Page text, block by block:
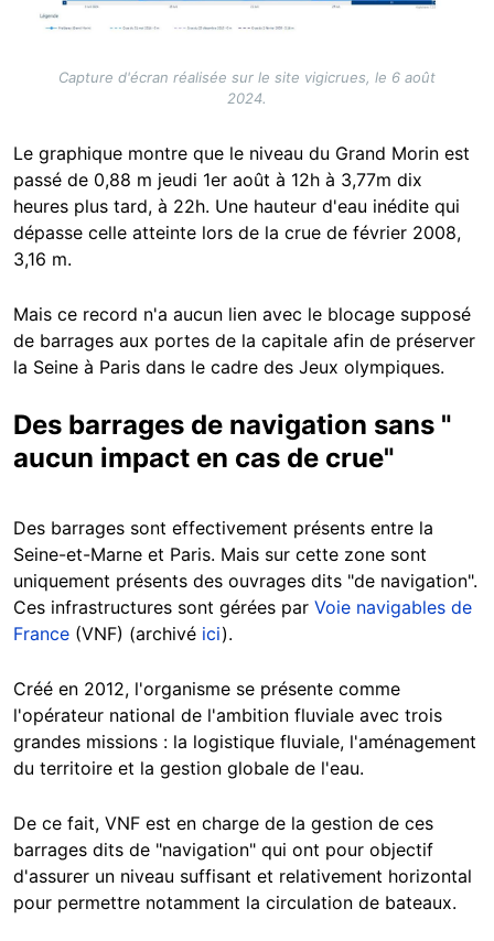
Capture d'écran réalisée sur le site vigicrues, le 6 août
2024.
Le graphique montre que le niveau du Grand Morin est
passé de 0,88 m jeudi 1er août à 12h à 3,77m dix
heures plus tard, à 22h. Une hauteur d'eau inédite qui
dépasse celle atteinte lors de la crue de février 2008,
3,16 m.
Mais ce record n'a aucun lien avec le blocage supposé
de barrages aux portes de la capitale afin de préserver
la Seine à Paris dans le cadre des Jeux olympiques.
Des barrages de navigation sans "
aucun impact en cas de crue"
Des barrages sont effectivement présents entre la
Seine-et-Marne et Paris. Mais sur cette zone sont
uniquement présents des ouvrages dits "de navigation".
Ces infrastructures sont gérées par Voie navigables de
France (VNF) (archivé ici).
Créé en 2012, l'organisme se présente comme
l'opérateur national de l'ambition fluviale avec trois
grandes missions : la logistique fluviale, l'aménagement
du territoire et la gestion globale de l'eau.
De ce fait, VNF est en charge de la gestion de ces
barrages dits de "navigation" qui ont pour objectif
d'assurer un niveau suffisant et relativement horizontal
pour permettre notamment la circulation de bateaux.